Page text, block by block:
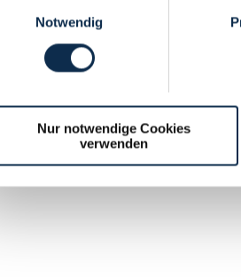
Notwendig
Nur notwendige Cookies
verwenden